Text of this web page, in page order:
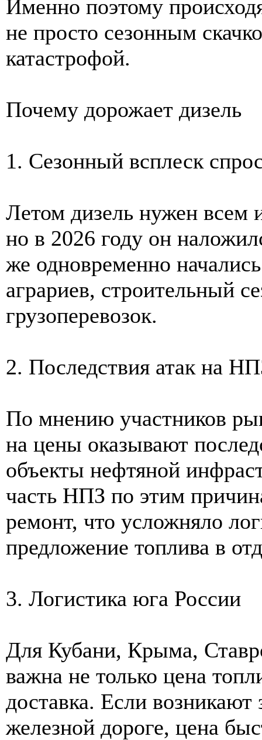
Именно поэтому
не просто сезонным
катастрофой.
Почему дорожает дизель
1. Сезонный всплеск
Летом дизель нужен всем
но в 2026 году он
же одновременно
аграриев, строительный
грузоперевозок.
2. Последствия атак на
По мнению участников
на цены оказывают
объекты нефтяной
часть НПЗ по этим
ремонт, что усложняло
предложение топлива в
3. Логистика юга России
Для Кубани, Крыма,
важна не только цена
доставка. Если
железной дороге, цена